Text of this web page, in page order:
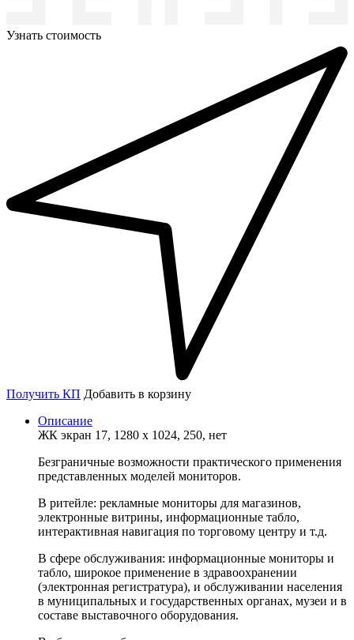
Узнать стоимость
Получить КП Добавить в корзину
Описание
ЖК экран 17, 1280 x 1024, 250, нет
Безграничные возможности практического применения
представленных моделей мониторов.
В ритейле: рекламные мониторы для магазинов,
электронные витрины, информационные табло,
интерактивная навигация по торговому центру и т.д.
В сфере обслуживания: информационные мониторы и
табло, широкое применение в здравоохранении
(электронная регистратура), и обслуживании населения
в муниципальных и государственных органах, музеи и в
составе выставочного оборудования.